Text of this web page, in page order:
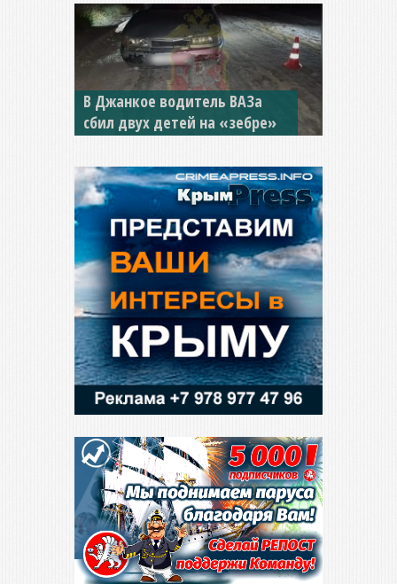
В Джанкое водитель ВАЗа
сбил двух детей на «зебре»